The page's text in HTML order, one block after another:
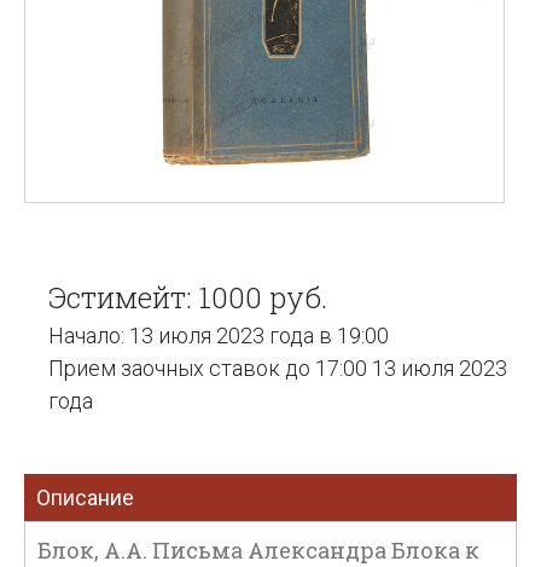
Эстимейт: 1000 руб.
Начало: 13 июля 2023 года в 19:00
Прием заочных ставок до 17:00 13 июля 2023
года
Описание
Блок, А.А. Письма Александра Блока к